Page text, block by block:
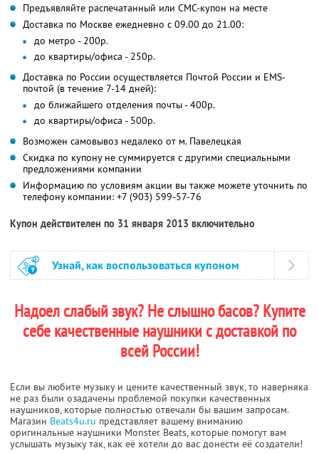
Предъявляйте распечатанный или СМС-купон на месте
Доставка по Москве ежедневно с 09.00 до 21.00:
до метро - 200р.
до квартиры/офиса - 250р.
Доставка по России осуществляется Почтой России и EMS-
почтой (в течение 7-14 дней):
до ближайшего отделения почты - 400р.
до квартиры/офиса - 500р.
Возможен самовывоз недалеко от м. Павелецкая
Скидка по купону не суммируется с другими специальными
предложениями компании
Информацию по условиям акции вы также можете уточнить по
телефону компании: +7 (903) 599-57-76
Купон действителен по 31 января 2013 включительно
Узнай, как воспользоваться купоном
Надоел слабый звук? Не слышно басов? Купите
себе качественные наушники с доставкой по
всей России!
Если вы любите музыку и цените качественный звук, то наверняка
не раз были озадачены проблемой покупки качественных
наушников, которые полностью отвечали бы вашим запросам.
Магазин Beats4u.ru представляет вашему вниманию
оригинальные наушники Monster Beats, которые помогут вам
услышать музыку так, как её хотели до вас донести её создатели!